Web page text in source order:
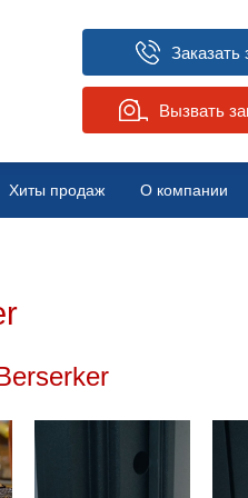
Заказать
Вызвать
Хиты продаж О компании